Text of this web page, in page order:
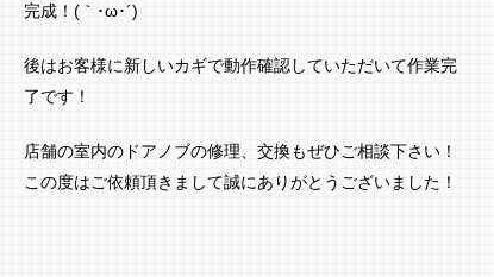
完成！(｀･ω･´)ゞ
後はお客様に新しいカギで動作確認していただいて作業完
了です！
店舗の室内のドアノブの修理、交換もぜひご相談下さい！
この度はご依頼頂きまして誠にありがとうございました！